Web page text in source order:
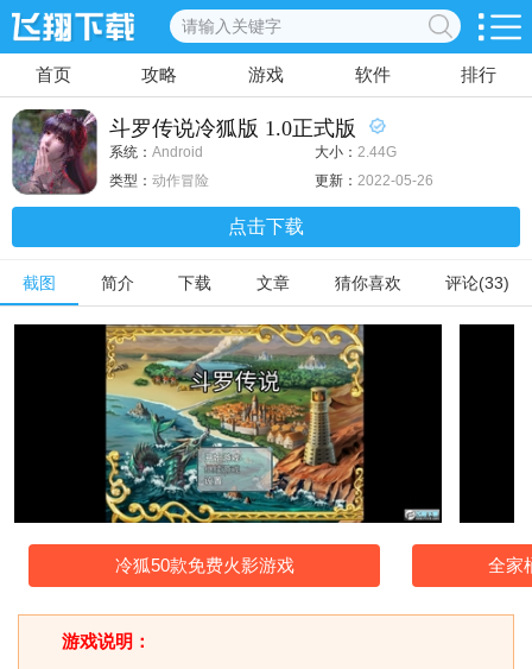
首页 攻略 游戏 软件 排行
斗罗传说冷狐版 1.0正式版
系统： Android 大小： 2.44G
类型： 动作冒险 更新： 2022-05-26
点击下载
截图 简介 下载 文章 猜你喜欢 评论(33)
冷狐50款免费火影游戏 全家
游戏说明：